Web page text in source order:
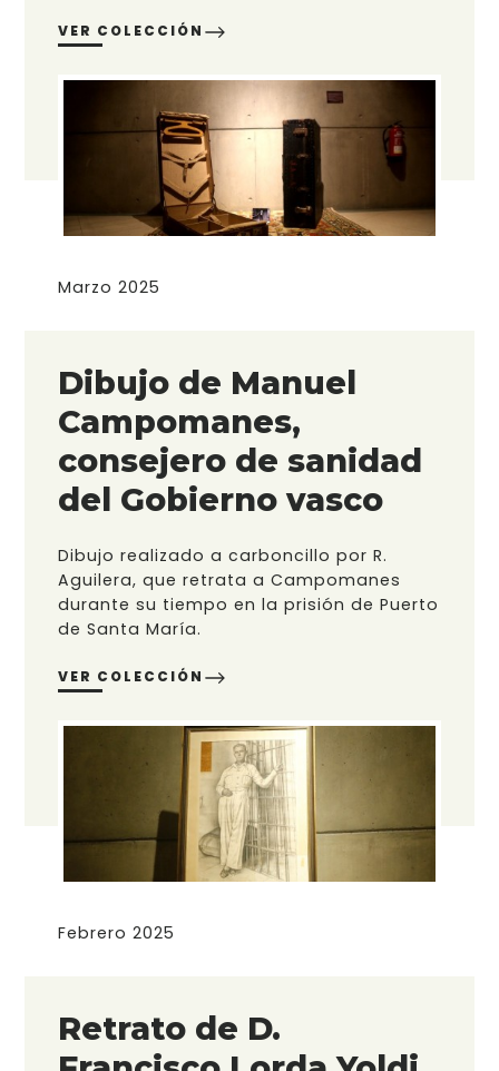
VER COLECCIÓN
Marzo 2025
Dibujo de Manuel
Campomanes,
consejero de sanidad
del Gobierno vasco
Dibujo realizado a carboncillo por R.
Aguilera, que retrata a Campomanes
durante su tiempo en la prisión de Puerto
de Santa María.
VER COLECCIÓN
Febrero 2025
Retrato de D.